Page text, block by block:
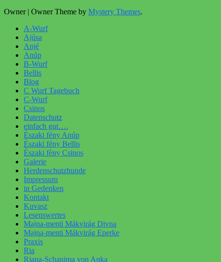
Owner | Owner Theme by Mystery Themes.
A-Wurf
Ajúsa
Anjé
Anúp
B-Wurf
Bellis
Blog
C Wurf Tagebuch
C-Wurf
Csinos
Datenschutz
einfach gut….
Èszaki fény Anúp
Èszaki fény Bellis
Èszaki fèny Csinos
Galerie
Herdenschutzhunde
Impressum
in Gedenken
Kontakt
Kuvasz
Lesenswertes
Majna-menti Mákvirág Divna
Majna-menti Mákvirág Eperke
Praxis
Ria
Riana-Schanima von Anka